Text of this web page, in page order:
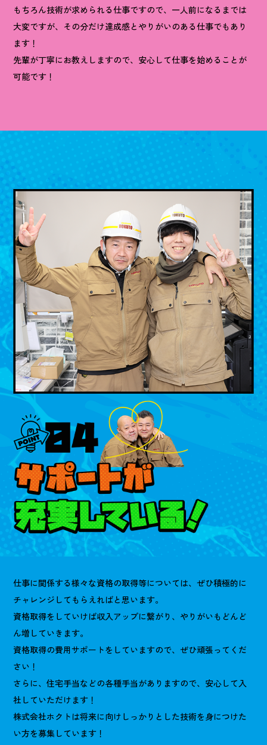
もちろん技術が求められる仕事ですので、一人前になるまでは
大変ですが、その分だけ達成感とやりがいのある仕事でもあり
ます！
先輩が丁寧にお教えしますので、安心して仕事を始めることが
可能です！
仕事に関係する様々な資格の取得等については、ぜひ積極的に
チャレンジしてもらえればと思います。
資格取得をしていけば収入アップに繋がり、やりがいもどんど
ん増していきます。
資格取得の費用サポートをしていますので、ぜひ頑張ってくだ
さい！
さらに、住宅手当などの各種手当がありますので、安心して入
社していただけます！
株式会社ホクトは将来に向けしっかりとした技術を身につけた
い方を募集しています！